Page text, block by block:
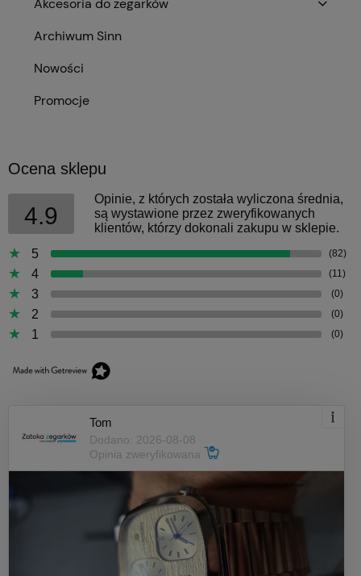
Archiwum Sinn
Nowości
Promocje
Ocena sklepu
4.9
Opinie, z których została wyliczona średnia,
są wystawione przez zweryfikowanych
klientów, którzy dokonali zakupu w sklepie.
5
(82)
4 (11)
3 (0)
2 (0)
1 (0)
Tom
Dodano: 2026-08-08
Opinia zweryfikowana